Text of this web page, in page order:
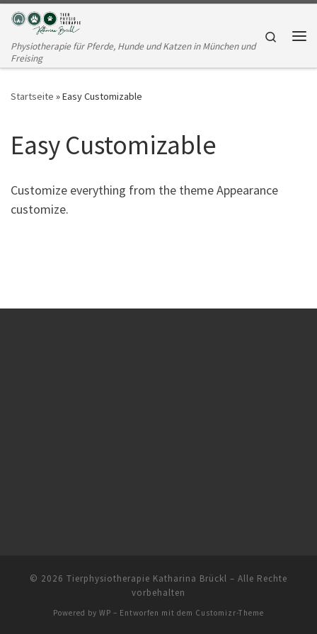
Zum Inhalt springen
Physiotherapie für Pferde, Hunde und Katzen in München und
Freising
Search
Startseite »Easy Customizable
Easy Customizable
Customize everything from the theme Appearance
customize.
© 2026 Tierphysiotherapie Katharina Brückl – Alle Rechte
vorbehalten
Powered by WP – Entworfen mit dem Customizr-Theme